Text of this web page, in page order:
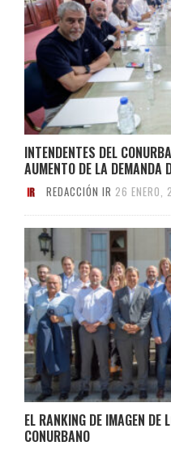
INTENDENTES DEL
AUMENTO DE LA DEMANDA
REDACCIÓN IR 26 ENERO,
EL RANKING DE IMAGEN DE
CONURBANO